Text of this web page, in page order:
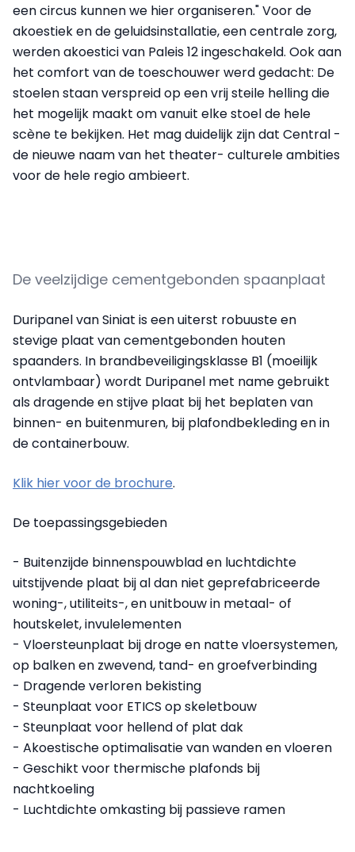
een circus kunnen we hier organiseren." Voor de
akoestiek en de geluidsinstallatie, een centrale zorg,
werden akoestici van Paleis 12 ingeschakeld. Ook aan
het comfort van de toeschouwer werd gedacht: De
stoelen staan verspreid op een vrij steile helling die
het mogelijk maakt om vanuit elke stoel de hele
scène te bekijken. Het mag duidelijk zijn dat Central -
de nieuwe naam van het theater- culturele ambities
voor de hele regio ambieert.
De veelzijdige cementgebonden spaanplaat
Duripanel van Siniat is een uiterst robuuste en
stevige plaat van cementgebonden houten
spaanders. In brandbeveiligingsklasse B1 (moeilijk
ontvlambaar) wordt Duripanel met name gebruikt
als dragende en stijve plaat bij het beplaten van
binnen- en buitenmuren, bij plafondbekleding en in
de containerbouw.
Klik hier voor de brochure.
De toepassingsgebieden
- Buitenzijde binnenspouwblad en luchtdichte
uitstijvende plaat bij al dan niet geprefabriceerde
woning-, utiliteits-, en unitbouw in metaal- of
houtskelet, invulelementen
- Vloersteunplaat bij droge en natte vloersystemen,
op balken en zwevend, tand- en groefverbinding
- Dragende verloren bekisting
- Steunplaat voor ETICS op skeletbouw
- Steunplaat voor hellend of plat dak
- Akoestische optimalisatie van wanden en vloeren
- Geschikt voor thermische plafonds bij
nachtkoeling
- Luchtdichte omkasting bij passieve ramen